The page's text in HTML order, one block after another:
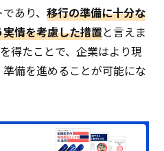
あり、移行の準備に十分な
情を考慮した措置と言えま
得たことで、企業はより現
備を進めることが可能にな